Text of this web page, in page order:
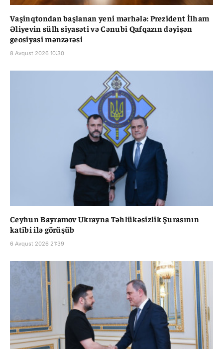
Vaşinqtondan başlanan yeni mərhələ: Prezident İlham
Əliyevin sülh siyasəti və Cənubi Qafqazın dəyişən
geosiyasi mənzərəsi
8 Avqust 2026 10:30
Ceyhun Bayramov Ukrayna Təhlükəsizlik Şurasının
katibi ilə görüşüb
6 Avqust 2026 21:39